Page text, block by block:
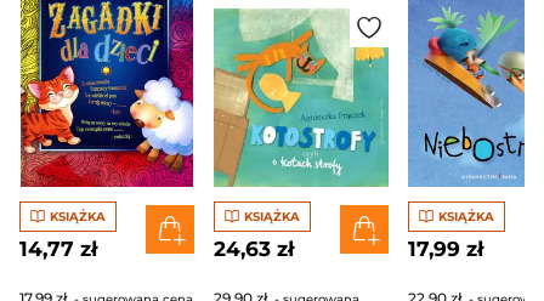
KSIĄŻKA
14,77 zł
KSIĄŻKA
24,63 zł
KSIĄŻKA
17,99 zł